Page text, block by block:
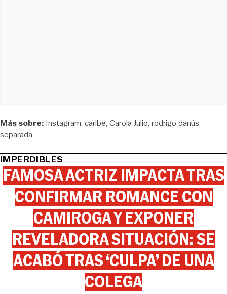
Más sobre: Instagram caribe Carola Julio rodrigo danús
separada
IMPERDIBLES
FAMOSA ACTRIZ IMPACTA TRAS
CONFIRMAR ROMANCE CON
CAMIROGA Y EXPONER
REVELADORA SITUACIÓN: SE
ACABÓ TRAS ‘CULPA’ DE UNA
COLEGA